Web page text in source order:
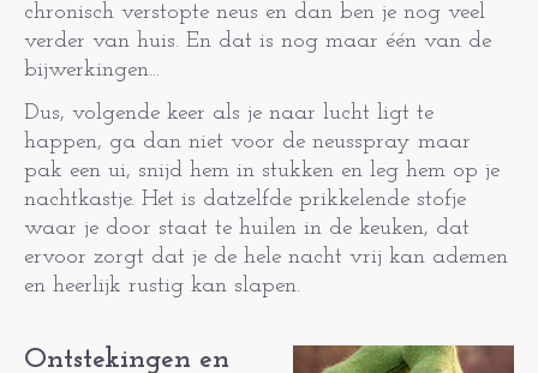
chronisch verstopte neus en dan ben je nog veel
verder van huis. En dat is nog maar één van de
bijwerkingen...
Dus, volgende keer als je naar lucht ligt te
happen, ga dan niet voor de neusspray maar
pak een ui, snijd hem in stukken en leg hem op je
nachtkastje. Het is datzelfde prikkelende stofje
waar je door staat te huilen in de keuken, dat
ervoor zorgt dat je de hele nacht vrij kan ademen
en heerlijk rustig kan slapen.
Ontstekingen en